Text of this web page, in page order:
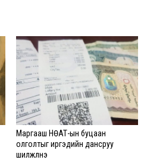
Маргааш НӨАТ-ын буцаан
олголтыг иргэдийн дансруу
шилжүүлнэ